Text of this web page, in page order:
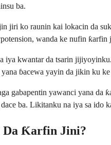
ba.
jiri ko raunin kai lokacin da
wanda ke nufin
iya kwantar da tsarin
ɓacewa yayin da jikin ku
gabapentin yawanci yana da
ba. Likitanku na iya sa ido
Da Ƙarfin Jini?